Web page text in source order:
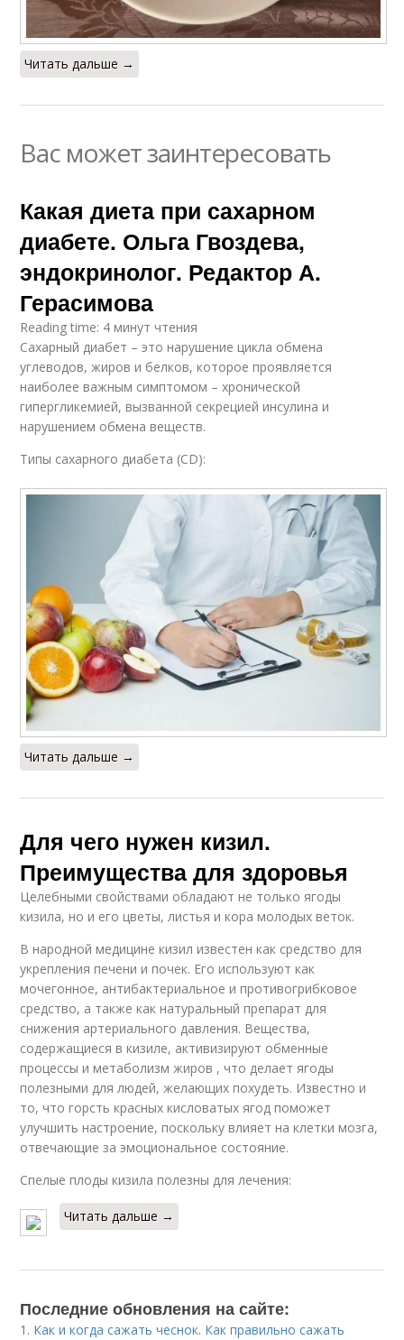
Читать дальше →
Вас может заинтересовать
Какая диета при сахарном
диабете. Ольга Гвоздева,
эндокринолог. Редактор А.
Герасимова
Reading time: 4 минут чтения
Сахарный диабет – это нарушение цикла обмена
углеводов, жиров и белков, которое проявляется
наиболее важным симптомом – хронической
гипергликемией, вызванной секрецией инсулина и
нарушением обмена веществ.
Типы сахарного диабета (CD):
Читать дальше →
Для чего нужен кизил.
Преимущества для здоровья
Целебными свойствами обладают не только ягоды
кизила, но и его цветы, листья и кора молодых веток.
В народной медицине кизил известен как средство для
укрепления печени и почек. Его используют как
мочегонное, антибактериальное и противогрибковое
средство, а также как натуральный препарат для
снижения артериального давления. Вещества,
содержащиеся в кизиле, активизируют обменные
процессы и метаболизм жиров , что делает ягоды
полезными для людей, желающих похудеть. Известно и
то, что горсть красных кисловатых ягод поможет
улучшить настроение, поскольку влияет на клетки мозга,
отвечающие за эмоциональное состояние.
Спелые плоды кизила полезны для лечения:
Читать дальше →
Последние обновления на сайте:
1. Как и когда сажать чеснок. Как правильно сажать